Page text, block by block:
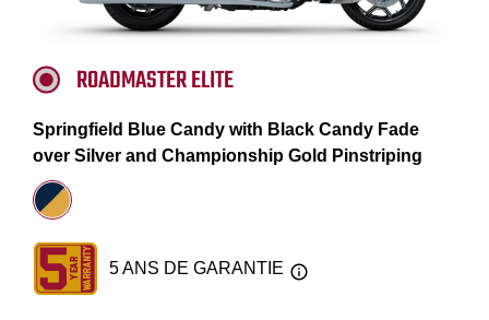
ROADMASTER ELITE
Springfield Blue Candy with Black Candy Fade
over Silver and Championship Gold Pinstriping
5 ANS DE GARANTIE